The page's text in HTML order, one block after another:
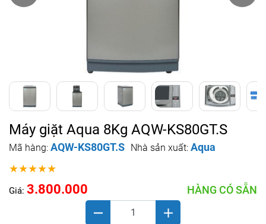
Máy giặt Aqua 8Kg AQW-KS80GT.S
Mã hàng: AQW-KS80GT.S Nhà sản xuất: Aqua
★★★★★
Giá: 3.800.000 HÀNG CÓ SẴN